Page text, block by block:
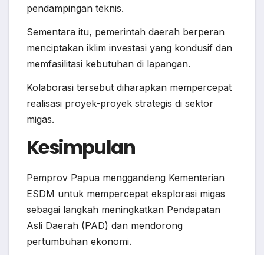
pendampingan teknis.
Sementara itu, pemerintah daerah berperan
menciptakan iklim investasi yang kondusif dan
memfasilitasi kebutuhan di lapangan.
Kolaborasi tersebut diharapkan mempercepat
realisasi proyek-proyek strategis di sektor
migas.
Kesimpulan
Pemprov Papua menggandeng Kementerian
ESDM untuk mempercepat eksplorasi migas
sebagai langkah meningkatkan Pendapatan
Asli Daerah (PAD) dan mendorong
pertumbuhan ekonomi.